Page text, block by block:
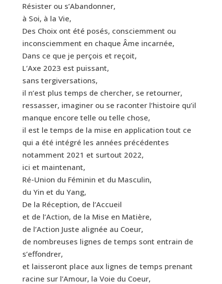
Résister ou s’Abandonner,
à Soi, à la Vie,
Des Choix ont été posés, consciemment ou
inconsciemment en chaque Âme incarnée,
Dans ce que je perçois et reçoit,
L’Axe 2023 est puissant,
sans tergiversations,
il n’est plus temps de chercher, se retourner,
ressasser, imaginer ou se raconter l’histoire qu’il
manque encore telle ou telle chose,
il est le temps de la mise en application tout ce
qui a été intégré les années précédentes
notamment 2021 et surtout 2022,
ici et maintenant,
Ré-Union du Féminin et du Masculin,
du Yin et du Yang,
De la Réception, de l’Accueil
et de l’Action, de la Mise en Matière,
de l’Action Juste alignée au Coeur,
de nombreuses lignes de temps sont entrain de
s’effondrer,
et laisseront place aux lignes de temps prenant
racine sur l’Amour, la Voie du Coeur,